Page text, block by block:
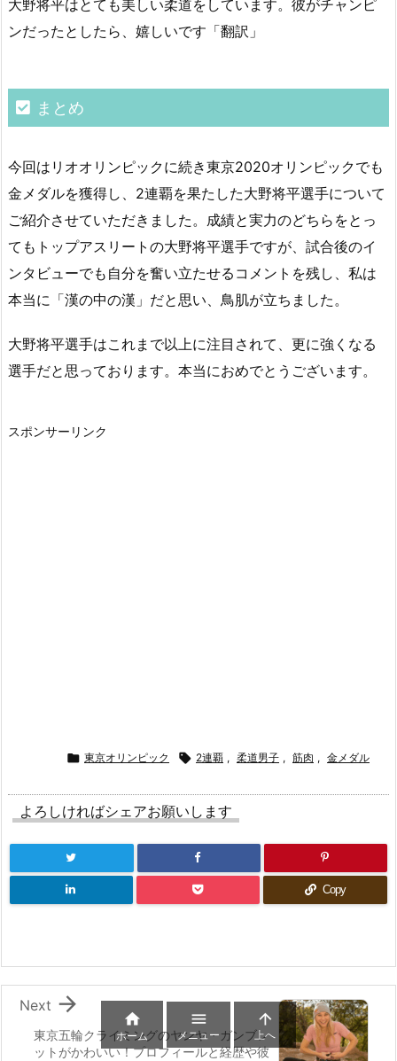
大野将平はとても美しい柔道をしています。彼がチャンピ
ンだったとしたら、嬉しいです「翻訳」
まとめ
今回はリオオリンピックに続き東京2020オリンピックでも
金メダルを獲得し、2連覇を果たした大野将平選手について
ご紹介させていただきました。成績と実力のどちらをとっ
てもトップアスリートの大野将平選手ですが、試合後のイ
ンタビューでも自分を奮い立たせるコメントを残し、私は
本当に「漢の中の漢」だと思い、鳥肌が立ちました。
大野将平選手はこれまで以上に注目されて、更に強くなる
選手だと思っております。本当におめでとうございます。
スポンサーリンク
 東京オリンピック  2連覇 , 柔道男子 , 筋肉 , 金メダル
よろしければシェアお願いします
Copy
東京五輪クライミングのヤンヤ・ガンブレ
ットがかわいい！プロフィールと経歴や彼

Next

ホーム

メニュー

上へ